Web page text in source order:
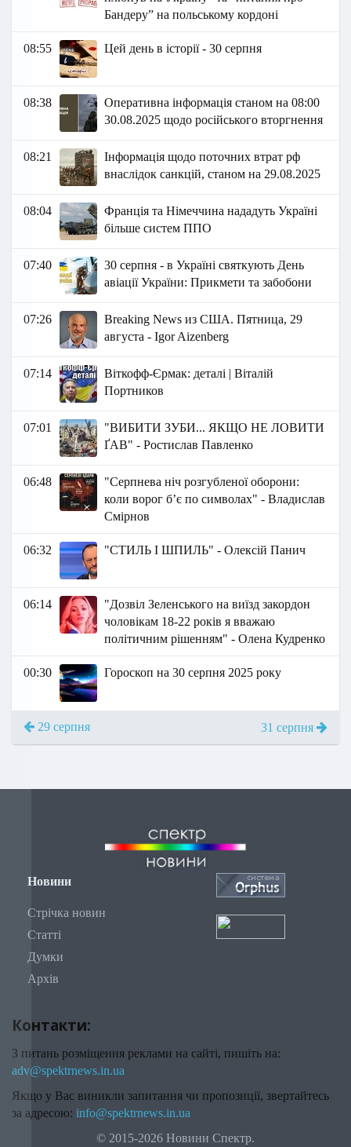
Бандеру” на польському кордоні
08:55 Цей день в історії - 30 серпня
08:38
Оперативна інформація станом на 08:00
30.08.2025 щодо російського вторгнення
08:21
Інформація щодо поточних втрат рф
внаслідок санкцій, станом на 29.08.2025
08:04
Франція та Німеччина нададуть Україні
більше систем ППО
07:40
30 серпня - в Україні святкують День
авіації України: Прикмети та забобони
07:26
Breaking News из США. Пятница, 29
августа - Igor Aizenberg
07:14
Віткофф-Єрмак: деталі | Віталій
Портников
07:01
"ВИБИТИ ЗУБИ... ЯКЩО НЕ ЛОВИТИ
ҐАВ" - Ростислав Павленко
06:48
"Серпнева ніч розгубленої оборони:
коли ворог б’є по символах" - Владислав
Смірнов
06:32 "СТИЛЬ І ШПИЛЬ" - Олексій Панич
06:14
"Дозвіл Зеленського на виїзд закордон
чоловікам 18-22 років я вважаю
політичним рішенням" - Олена Кудренко
00:30 Гороскоп на 30 серпня 2025 року
29 серпня 31 серпня
Новини
Стрічка новин
Статті
Думки
Архів
Контакти:
З питань розміщення реклами на сайті, пишіть на:
adv@spektrnews.in.ua
Якщо у Вас виникли запитання чи пропозиції, звертайтесь
за адресою: info@spektrnews.in.ua
© 2015-2026 Новини Спектр.